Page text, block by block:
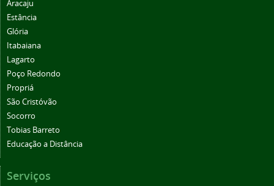
Aracaju
Estância
Glória
Itabaiana
Lagarto
Poço Redondo
Propriá
São Cristóvão
Socorro
Tobias Barreto
Educação a Distância
Serviços